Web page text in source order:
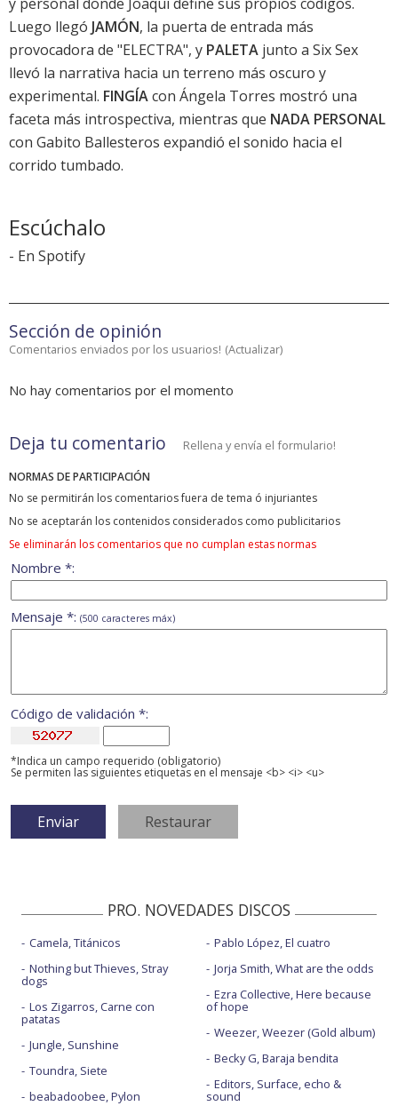
Luego llegó JAMÓN, la puerta de entrada más
provocadora de "ELECTRA", y PALETA junto a Six Sex
llevó la narrativa hacia un terreno más oscuro y
experimental. FINGÍAcon Ángela Torres mostró una
faceta más introspectiva, mientras que NADA PERSONAL
con Gabito Ballesteros expandió el sonido hacia el
corrido tumbado.
Escúchalo
- En Spotify
Sección de opinión
Comentarios enviados por los usuarios! (Actualizar)
No hay comentarios por el momento
Deja tu comentario Rellena y envía el formulario!
NORMAS DE PARTICIPACIÓN
No se permitirán los comentarios fuera de tema ó injuriantes
No se aceptarán los contenidos considerados como publicitarios
Se eliminarán los comentarios que no cumplan estas normas
Nombre *:
Mensaje *: (500 caracteres máx)
Código de validación *:
*Indica un campo requerido (obligatorio)
Se permiten las siguientes etiquetas en el mensaje <b> <i> <u>
PRO. NOVEDADES DISCOS
Camela, Titánicos
Nothing but Thieves, Stray
dogs
Los Zigarros, Carne con
patatas
Jungle, Sunshine
Toundra, Siete
beabadoobee, Pylon
Pablo López, El cuatro
Jorja Smith, What are the odds
Ezra Collective, Here because
of hope
Weezer, Weezer (Gold album)
Becky G, Baraja bendita
Editors, Surface, echo &
sound